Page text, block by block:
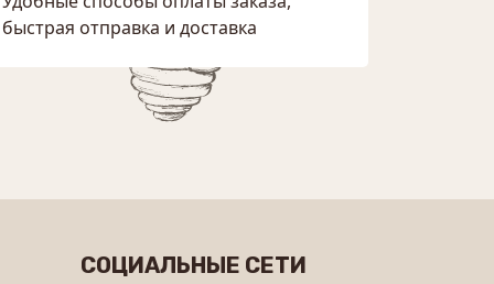
быстрая отправка и доставка
СОЦИАЛЬНЫЕ СЕТИ